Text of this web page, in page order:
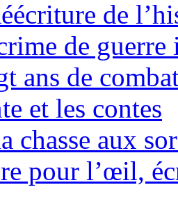
de
de guerre
ans de
et les contes
chasse aux
pour l’œil,